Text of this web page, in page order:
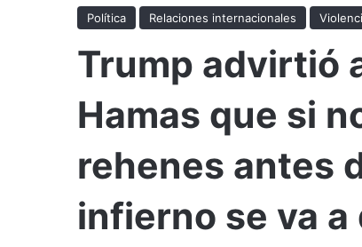
Política Relaciones internacionales
Trump advirtió
Hamas que si
rehenes antes
infierno se va a